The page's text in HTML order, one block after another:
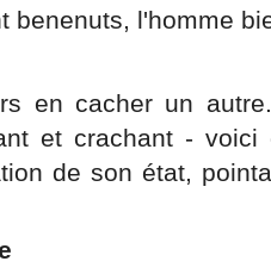
benenuts, l'homme
en cacher un
et crachant -
de son état,